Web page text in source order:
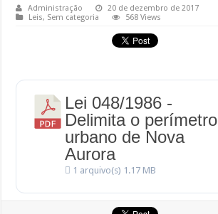
Administração
20 de dezembro de 2017
Leis, Sem categoria 568 Views
Lei 048/1986 -
Delimita o perímetro
urbano de Nova
Aurora
1 arquivo(s) 1.17 MB